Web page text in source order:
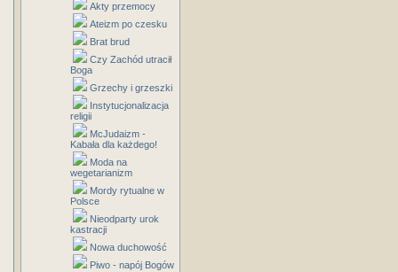
Akty przemocy
Ateizm po czesku
Brat brud
Czy Zachód utracił
Boga
Grzechy i grzeszki
Instytucjonalizacja
religii
McJudaizm -
Kabała dla każdego!
Moda na
wegetarianizm
Mordy rytualne w
Polsce
Nieodparty urok
kastracji
Nowa duchowość
Piwo - napój Bogów